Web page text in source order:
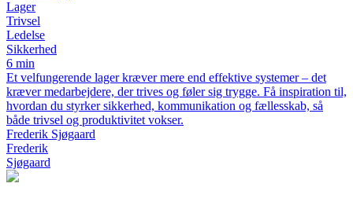
Lager
Trivsel
Ledelse
Sikkerhed
6 min
Et velfungerende lager kræver mere end effektive systemer – det
kræver medarbejdere, der trives og føler sig trygge. Få inspiration til,
hvordan du styrker sikkerhed, kommunikation og fællesskab, så
både trivsel og produktivitet vokser.
Frederik Sjøgaard
Frederik
Sjøgaard